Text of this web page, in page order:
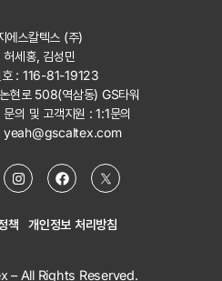
에스칼텍스 (주)
허세홍, 김성민
호 : 116-81-19123
현로 508(역삼동) GS타워
문의 및 고객지원 :1:1문의
yeah@gscaltex.com
책 개인정보 처리방침
– All Rights Reserved.